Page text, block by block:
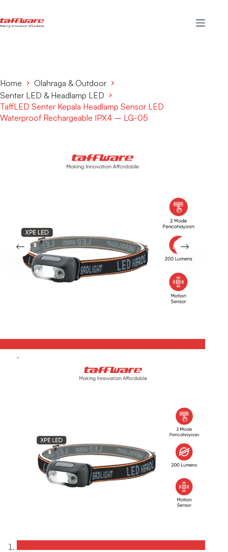
Home
Olahraga & Outdoor
Senter LED & Headlamp LED
TaffLED Senter Kepala Headlamp Sensor LED
Waterproof Rechargeable IPX4 – LG-05